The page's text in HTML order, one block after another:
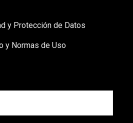
y Protección de Datos
y Normas de Uso